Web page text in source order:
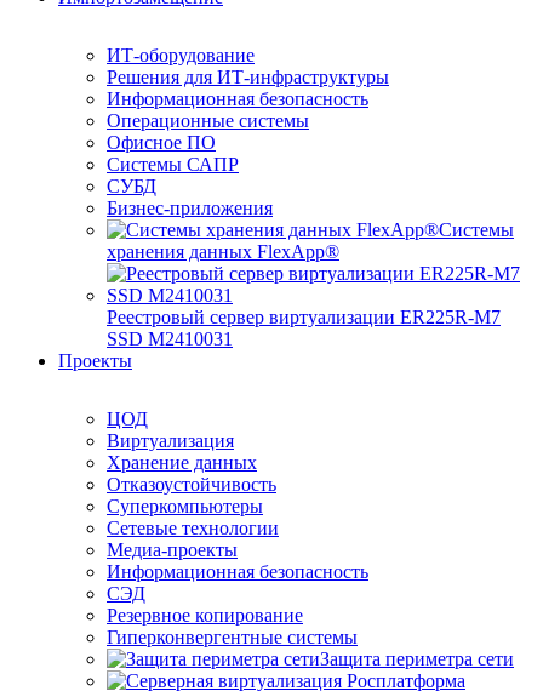
ИТ-оборудование
Решения для ИТ-инфраструктуры
Информационная безопасность
Операционные системы
Офисное ПО
Системы САПР
СУБД
Бизнес-приложения
Системы
хранения данных FlexApp®
Реестровый сервер виртуализации ER225R-M7
SSD М2410031
Проекты
ЦОД
Виртуализация
Хранение данных
Отказоустойчивость
Суперкомпьютеры
Сетевые технологии
Медиа-проекты
Информационная безопасность
СЭД
Резервное копирование
Гиперконвергентные системы
Защита периметра сети